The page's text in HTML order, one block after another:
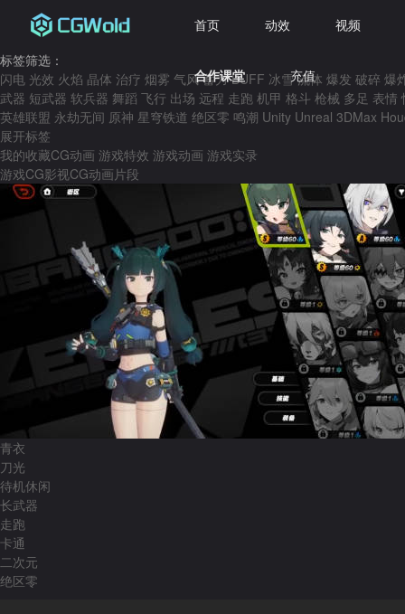
首页 动效 视频
合作课堂 充值
标签筛选：
闪电 光效 火焰 晶体 治疗 烟雾 气风 蓄力 BUFF 冰雪 流体 爆发 破碎 爆
武器 短武器 软兵器 舞蹈 飞行 出场 远程 走跑 机甲 格斗 枪械 多足 表情
英雄联盟 永劫无间 原神 星穹铁道 绝区零 鸣潮 Unity Unreal 3DMax
展开标签
我的收藏CG动画 游戏特效 游戏动画 游戏实录
游戏CG影视CG动画片段
青衣
刀光
待机休闲
长武器
走跑
卡通
二次元
绝区零